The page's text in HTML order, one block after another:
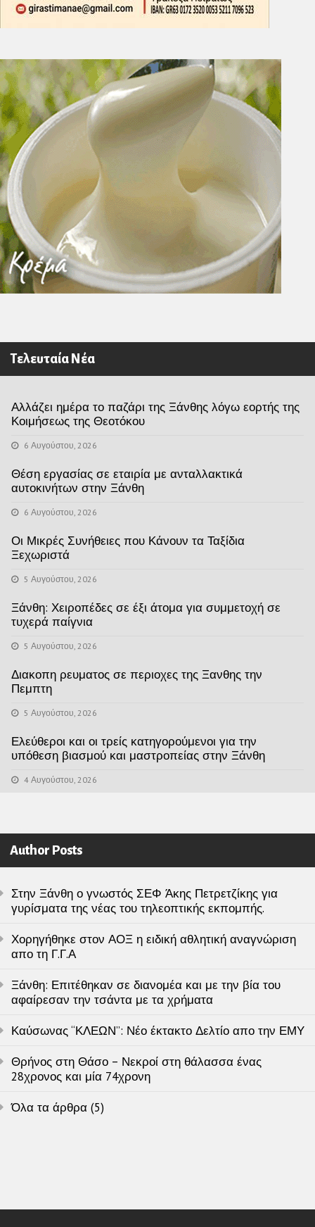
Τελευταία Νέα
Αλλάζει ημέρα το παζάρι της Ξάνθης λόγω εορτής της
Κοιμήσεως της Θεοτόκου
6 Αυγούστου, 2026
Θέση εργασίας σε εταιρία με ανταλλακτικά
αυτοκινήτων στην Ξάνθη
6 Αυγούστου, 2026
Οι Μικρές Συνήθειες που Κάνουν τα Ταξίδια
Ξεχωριστά
5 Αυγούστου, 2026
Ξάνθη: Χειροπέδες σε έξι άτομα για συμμετοχή σε
τυχερά παίγνια
5 Αυγούστου, 2026
Διακοπη ρευματος σε περιοχες της Ξανθης την
Πεμπτη
5 Αυγούστου, 2026
Ελεύθεροι και οι τρείς κατηγορούμενοι για την
υπόθεση βιασμού και μαστροπείας στην Ξάνθη
4 Αυγούστου, 2026
Author Posts
Στην Ξάνθη ο γνωστός ΣΕΦ Άκης Πετρετζίκης για
γυρίσματα της νέας του τηλεοπτικής εκπομπής.
Χορηγήθηκε στον ΑΟΞ η ειδική αθλητική αναγνώριση
απο τη Γ.Γ.Α
Ξάνθη: Επιτέθηκαν σε διανομέα και με την βία του
αφαίρεσαν την τσάντα με τα χρήματα
Καύσωνας “ΚΛΕΩΝ”: Νέο έκτακτο Δελτίο απο την ΕΜΥ
Θρήνος στη Θάσο – Νεκροί στη θάλασσα ένας
28χρονος και μία 74χρονη
Όλα τα άρθρα (5)